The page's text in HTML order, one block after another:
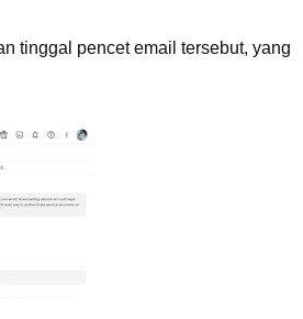
tinggal pencet email tersebut, yang